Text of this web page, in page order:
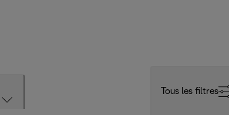
Tous les filtres